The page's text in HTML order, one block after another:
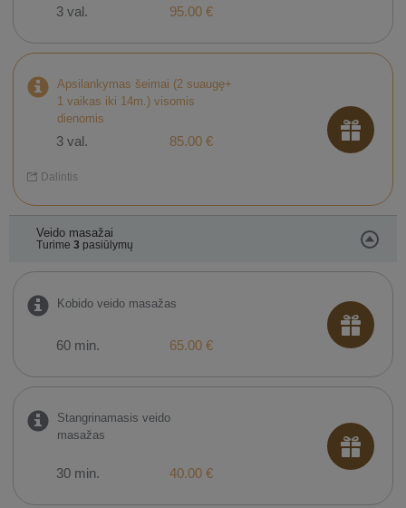
3 val. 95.00 €
Apsilankymas šeimai (2 suaugę+
1 vaikas iki 14m.) visomis
dienomis
3 val. 85.00 €
Dalintis
Veido masažai
Turime 3 pasiūlymų
Kobido veido masažas
60 min. 65.00 €
Stangrinamasis veido
masažas
30 min. 40.00 €